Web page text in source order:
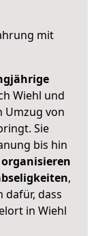
mit
Wiehl und
Umzug von
Sie
bis hin
organisieren
,
dafür, dass
in Wiehl